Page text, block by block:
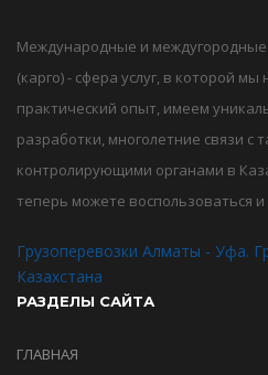
Международные и междугородные
(карго) - сфера услуг, в которой
практический опыт, имеем
разработки, многолетние связи с
контролирующими органами в
теперь можете воспользоваться
Грузоперевозки Алматы - Уфа.
Казахстана
РАЗДЕЛЫ САЙТА
ГЛАВНАЯ